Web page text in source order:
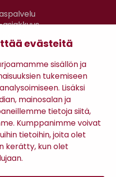
evästeitä
sisällön ja
tukemiseen
Lisäksi
mainosalan ja
tietoja siitä,
Kumppanimme voivat
tietoihin, joita olet
kerätty, kun olet
Café